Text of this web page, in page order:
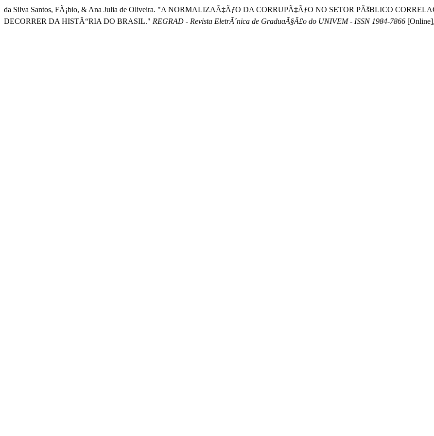
da Silva Santos, FÃ¡bio, & Ana Julia de Oliveira. "A NORMALIZAÃ‡ÃƒO DA CORRUPÃ‡ÃƒO NO SETOR PÃšBLICO
DECORRER DA HISTÃ“RIA DO BRASIL." REGRAD - Revista EletrÃ´nica de GraduaÃ§Ã£o do UNIVEM - ISSN 1984-7866